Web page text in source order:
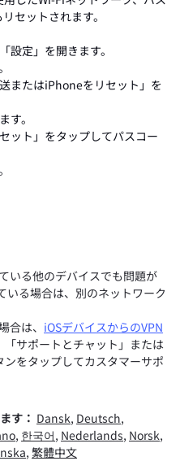
セットされます。
設定」を開きます。
またはiPhoneをリセット」 を
す。
ット」をタップしてパスコー
いる他のデバイスでも問題が
いる場合は、別のネットワーク
合は、 iOSデバイスからのVPN
サポートとチャット」または
ンをタップしてカスタマーサポ
す： Dansk, Deutsch,
, 한국어, Nederlands, Norsk,
, 繁體中文